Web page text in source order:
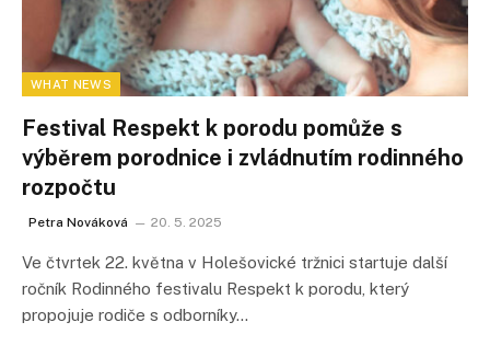
WHAT NEWS
Festival Respekt k porodu pomůže s
výběrem porodnice i zvládnutím rodinného
rozpočtu
Petra Nováková 20. 5. 2025
Ve čtvrtek 22. května v Holešovické tržnici startuje další
ročník Rodinného festivalu Respekt k porodu, který
propojuje rodiče s odborníky…